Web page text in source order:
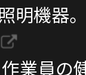
明機器
業員の